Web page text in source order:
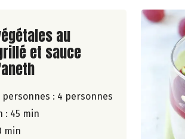
de la recette
au
et sauce
: 4 personnes
: 45 min
min